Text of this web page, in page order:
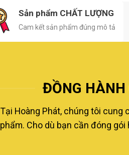
Sản phẩm CHẤT LƯỢNG
Cam kết sản phẩm đúng mô tả
ĐỒNG HÀNH
Tại Hoàng Phát, chúng tôi
phẩm. Cho dù bạn cần đóng